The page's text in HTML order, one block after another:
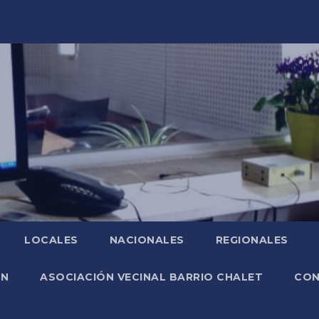
LOCALES NACIONALES REGIONALES
ASOCIACIÓN VECINAL BARRIO CHALET